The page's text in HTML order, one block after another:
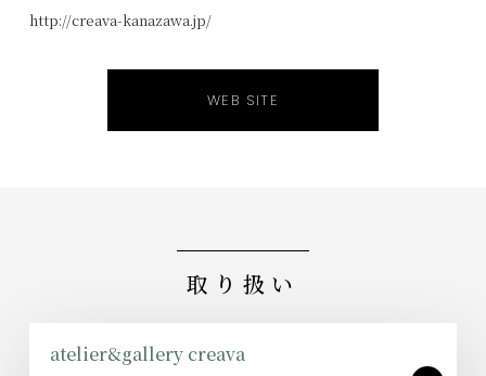
http://creava-kanazawa.jp/
WEB SITE
取り扱い
atelier&gallery creava